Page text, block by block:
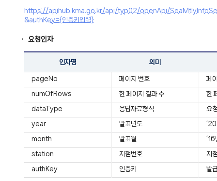
https://apihub.kma.go.kr/api/typ02/openApi/
&authKey={인증키입력}
요청인자
인자명 의미
pageNo 페이지 번호 페
numOfRows 한 페이지 결과 수 한
dataType 응답자료형식 요
year 발표년도
month 발표월 ‘16
station 지점번호 지
authKey 인증키 발